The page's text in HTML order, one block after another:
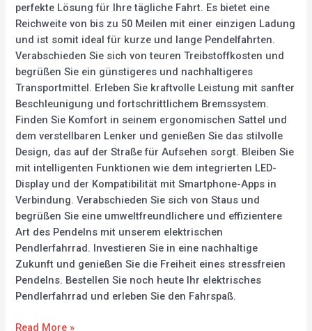
perfekte Lösung für Ihre tägliche Fahrt. Es bietet eine
Reichweite von bis zu 50 Meilen mit einer einzigen Ladung
und ist somit ideal für kurze und lange Pendelfahrten.
Verabschieden Sie sich von teuren Treibstoffkosten und
begrüßen Sie ein günstigeres und nachhaltigeres
Transportmittel. Erleben Sie kraftvolle Leistung mit sanfter
Beschleunigung und fortschrittlichem Bremssystem.
Finden Sie Komfort in seinem ergonomischen Sattel und
dem verstellbaren Lenker und genießen Sie das stilvolle
Design, das auf der Straße für Aufsehen sorgt. Bleiben Sie
mit intelligenten Funktionen wie dem integrierten LED-
Display und der Kompatibilität mit Smartphone-Apps in
Verbindung. Verabschieden Sie sich von Staus und
begrüßen Sie eine umweltfreundlichere und effizientere
Art des Pendelns mit unserem elektrischen
Pendlerfahrrad. Investieren Sie in eine nachhaltige
Zukunft und genießen Sie die Freiheit eines stressfreien
Pendelns. Bestellen Sie noch heute Ihr elektrisches
Pendlerfahrrad und erleben Sie den Fahrspaß.
Read More »